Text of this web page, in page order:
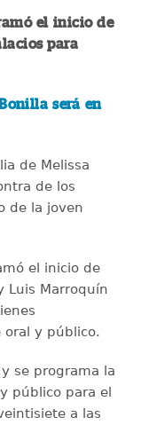
el inicio de
para
será en
de Melissa
de los
de la joven
el inicio de
Luis Marroquín
oral y público.
se programa la
público para el
a las